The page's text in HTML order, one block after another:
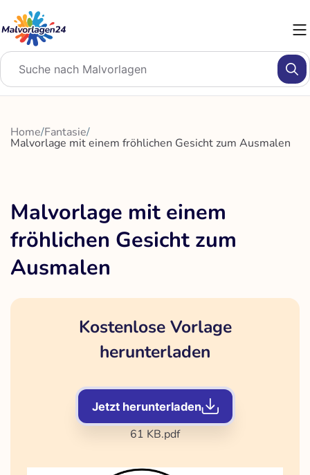
Inhalt
springen
Home/Fantasie/
Malvorlage mit einem fröhlichen Gesicht zum Ausmalen
Malvorlage mit einem
fröhlichen Gesicht zum
Ausmalen
Kostenlose Vorlage
herunterladen
Jetzt herunterladen
61 KB.pdf